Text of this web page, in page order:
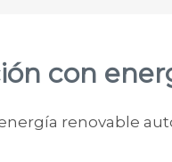
con
renovable